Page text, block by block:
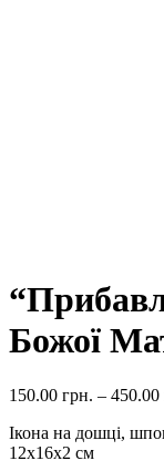
Божої
150.00 грн. – 450.00
Ікона на дошці,
12х16х2 см